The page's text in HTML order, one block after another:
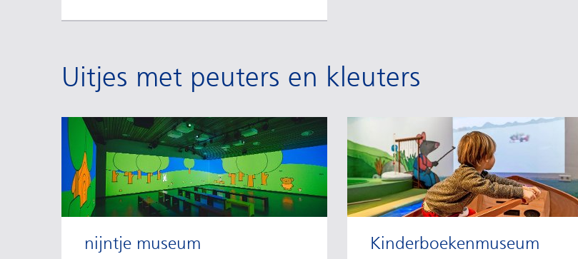
Uitjes met peuters en kleuters
nijntje museum Kinderboekenmuseum